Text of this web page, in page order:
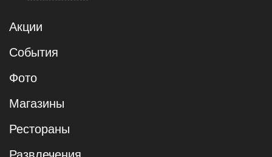
Акции
События
Фото
Магазины
Рестораны